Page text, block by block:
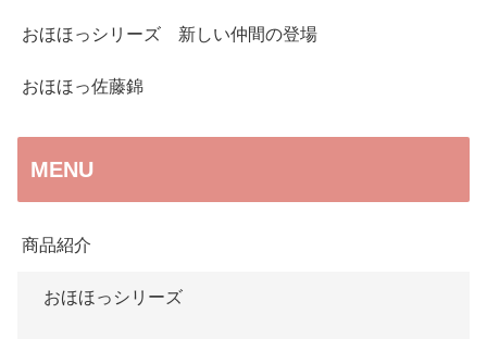
おほほっシリーズ 新しい仲間の登場
おほほっ佐藤錦
MENU
商品紹介
おほほっシリーズ